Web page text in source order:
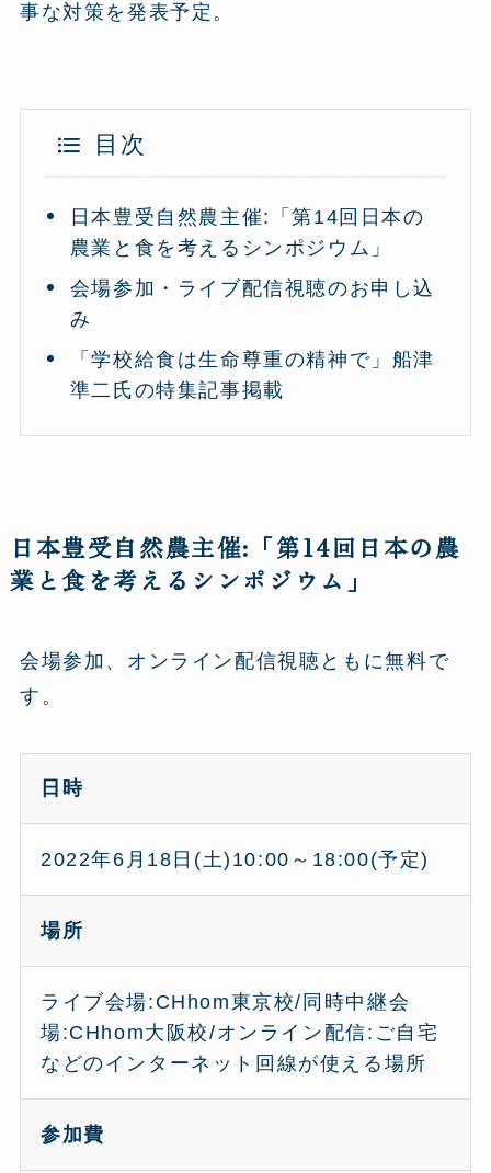
事な対策を発表予定。
目次
日本豊受自然農主催:「第14回日本の
農業と食を考えるシンポジウム」
会場参加・ライブ配信視聴のお申し込
み
「学校給食は生命尊重の精神で」船津
準二氏の特集記事掲載
日本豊受自然農主催:「第14回日本の農
業と食を考えるシンポジウム」
会場参加、オンライン配信視聴ともに無料で
す。
日時
2022年6月18日(土)10:00～18:00(予定)
場所
ライブ会場:CHhom東京校/同時中継会
場:CHhom大阪校/オンライン配信:ご自宅
などのインターネット回線が使える場所
参加費